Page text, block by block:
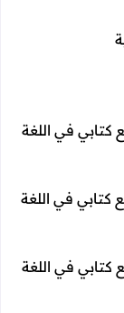
- مرجع كتابي في اللغة
- مرجع كتابي في اللغة
- مرجع كتابي في اللغة